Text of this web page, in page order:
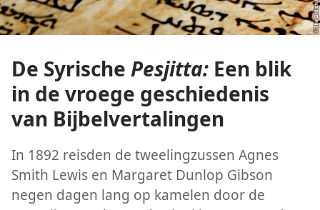
De Syrische Pesjitta: Een blik
in de vroege geschiedenis
van Bijbelvertalingen
In 1892 reisden de tweelingzussen Agnes
Smith Lewis en Margaret Dunlop Gibson
negen dagen lang op kamelen door de